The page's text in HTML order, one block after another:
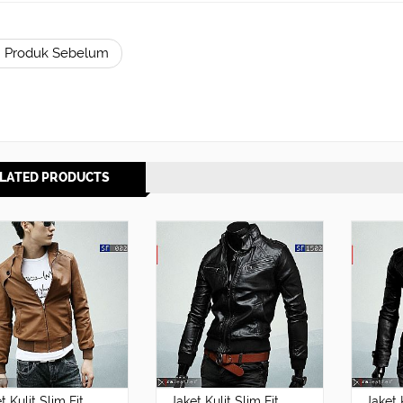
Sebelum
PRODUCTS